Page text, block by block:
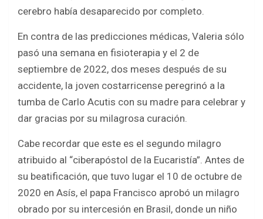
cerebro había desaparecido por completo.
En contra de las predicciones médicas, Valeria sólo
pasó una semana en fisioterapia y el 2 de
septiembre de 2022, dos meses después de su
accidente, la joven costarricense peregrinó a la
tumba de Carlo Acutis con su madre para celebrar y
dar gracias por su milagrosa curación.
Cabe recordar que este es el segundo milagro
atribuido al “ciberapóstol de la Eucaristía”. Antes de
su beatificación, que tuvo lugar el 10 de octubre de
2020 en Asís, el papa Francisco aprobó un milagro
obrado por su intercesión en Brasil, donde un niño